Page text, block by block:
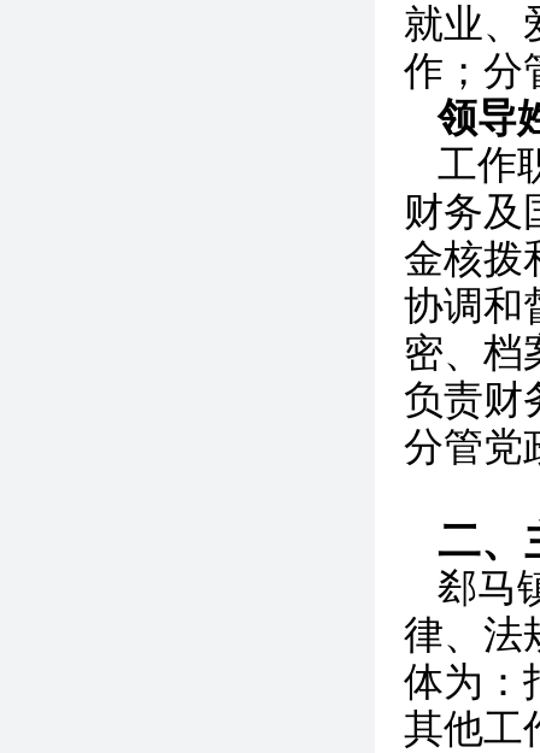
就业、
作；分
领导
工作
财务及
金核拨
协调和
密、档
负责财
分管党
二、
郄马
律、法
体为：
其他工